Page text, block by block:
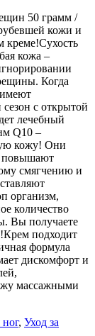
50 грамм /
кожи и
креме!Сухость
кожа –
Когда
с открытой
лечебный
Q10 –
кожу! Они
повышают
смягчению и
организм,
количество
Вы получаете
подходит
формула
дискомфорт и
массажными
, Уход за